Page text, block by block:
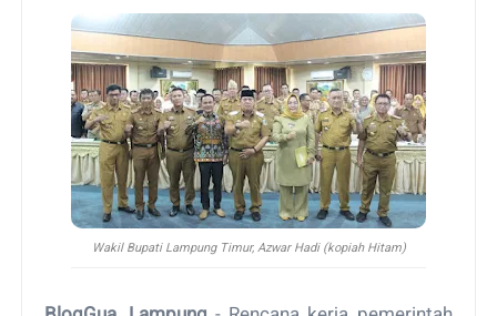
Wakil Bupati Lampung Timur, Azwar Hadi (kopiah Hitam)